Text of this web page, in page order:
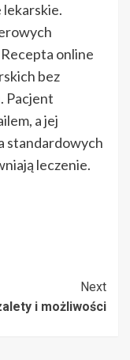
online
bez
Pacjent
a jej
standardowych
leczenie.
Next
i możliwości